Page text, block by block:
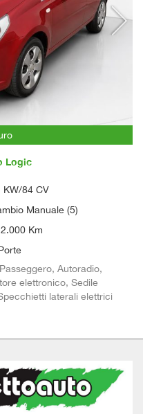
Logic
KW/84 CV
Manuale (5)
Km
Autoradio,
elettronico, Sedile
laterali elettrici